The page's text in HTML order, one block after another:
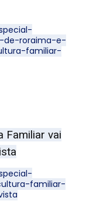
de-roraima-e-
familiar-
Familiar vai
familiar-